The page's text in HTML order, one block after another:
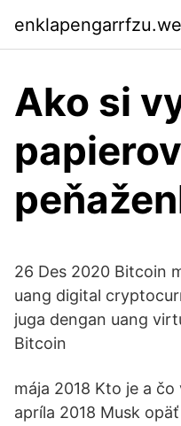
Ako si
26 Des 2020 Bitcoin
uang digital
juga dengan uang
Bitcoin
mája 2018 Kto je a
apríla 2018 Musk